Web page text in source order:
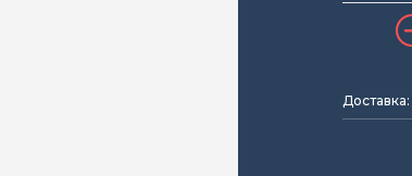
Доставка: